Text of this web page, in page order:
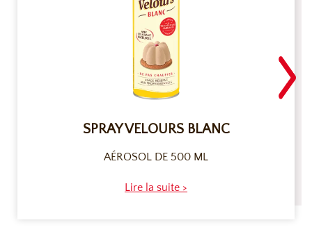
SPRAY VELOURS BLANC
AÉROSOL DE 500 ML
Lire la suite >